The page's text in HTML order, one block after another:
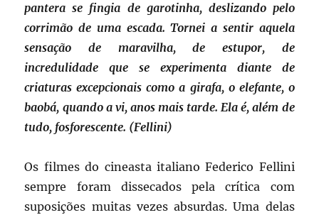
pantera se fingia de garotinha, deslizando pelo
corrimão de uma escada. Tornei a sentir aquela
sensação de maravilha, de estupor, de
incredulidade que se experimenta diante de
criaturas excepcionais como a girafa, o elefante, o
baobá, quando a vi, anos mais tarde. Ela é, além de
tudo, fosforescente. (Fellini)
Os filmes do cineasta italiano Federico Fellini
sempre foram dissecados pela crítica com
suposições muitas vezes absurdas. Uma delas